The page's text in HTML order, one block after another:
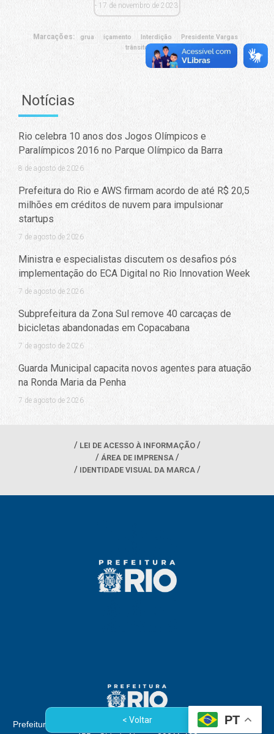
17 de novembro de 2023
Marcações: grua içamento Interdição
Presidente Vargas
trânsito
Notícias
Rio celebra 10 anos dos Jogos Olímpicos e
Paralímpicos 2016 no Parque Olímpico da Barra
8 de agosto de 2026
Prefeitura do Rio e AWS firmam acordo de até R$ 20,5
milhões em créditos de nuvem para impulsionar
startups
7 de agosto de 2026
Ministra e especialistas discutem os desafios pós
implementação do ECA Digital no Rio Innovation Week
7 de agosto de 2026
Subprefeitura da Zona Sul remove 40 carcaças de
bicicletas abandonadas em Copacabana
7 de agosto de 2026
Guarda Municipal capacita novos agentes para atuação
na Ronda Maria da Penha
7 de agosto de 2026
< Voltar
LEI DE ACESSO À INFORMAÇÃO
ÁREA DE IMPRENSA
IDENTIDADE VISUAL DA MARCA
Prefeitura da Cidade do Rio de Janeiro - Rua Afonso Cavalcanti,
PT